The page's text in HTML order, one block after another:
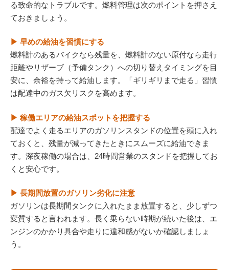
る致命的なトラブルです。燃料管理は次のポイントを押さえ
ておきましょう。
▶ 早めの給油を習慣にする
燃料計のあるバイクなら残量を、燃料計のない原付なら走行
距離やリザーブ（予備タンク）への切り替えタイミングを目
安に、余裕を持って給油します。「ギリギリまで走る」習慣
は配達中のガス欠リスクを高めます。
▶ 稼働エリアの給油スポットを把握する
配達でよく走るエリアのガソリンスタンドの位置を頭に入れ
ておくと、残量が減ってきたときにスムーズに給油できま
す。深夜稼働の場合は、24時間営業のスタンドを把握してお
くと安心です。
▶ 長期間放置のガソリン劣化に注意
ガソリンは長期間タンクに入れたまま放置すると、少しずつ
変質すると言われます。長く乗らない時期が続いた後は、エ
ンジンのかかり具合や走りに違和感がないか確認しましょ
う。